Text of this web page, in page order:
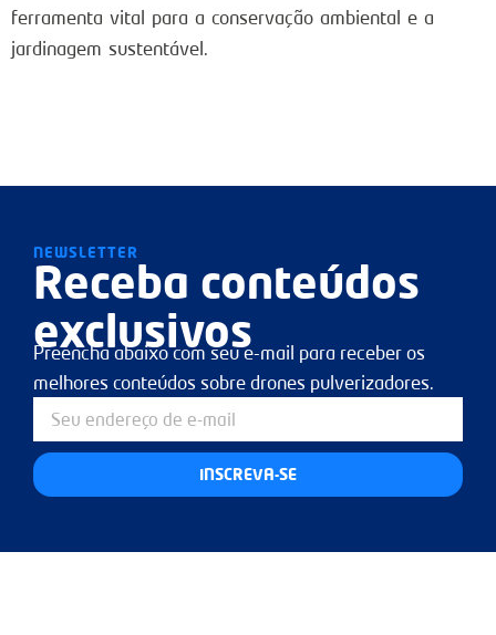
ferramenta vital para a conservação ambiental e a
jardinagem sustentável.
NEWSLETTER
Receba conteúdos
exclusivos
Preencha abaixo com seu e-mail para receber os
melhores conteúdos sobre drones pulverizadores.
INSCREVA-SE